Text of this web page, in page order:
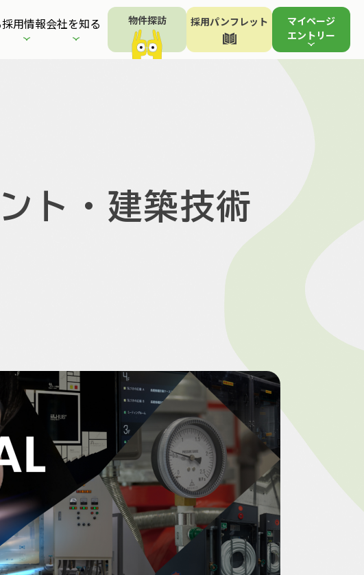
採用情報会社を知る 物件探訪 採用パンフレット
マイページ
エントリー
ト・建築技術